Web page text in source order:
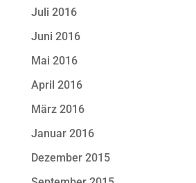
Juli 2016
Juni 2016
Mai 2016
April 2016
März 2016
Januar 2016
Dezember 2015